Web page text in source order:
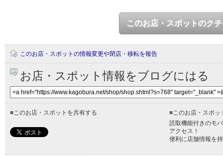
このお店・スポットのク
このお店・スポットの情報変更や閉店・移転を報告
お店・スポット情報をブログにはる
■このお店・スポットを共有する ■このお店・スポッ
読取機能付きのモ
アクセス！
便利に店舗情報を